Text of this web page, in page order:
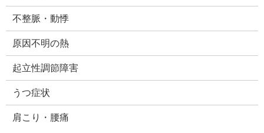
不整脈・動悸
原因不明の熱
起立性調節障害
うつ症状
肩こり・腰痛